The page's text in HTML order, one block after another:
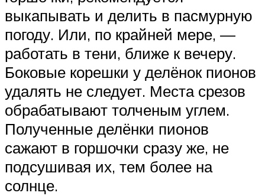
выкапывать и делить в пасмурную
погоду. Или, по крайней мере, —
работать в тени, ближе к вечеру.
Боковые корешки у делёнок пионов
удалять не следует. Места срезов
обрабатывают толченым углем.
Полученные делёнки пионов
сажают в горшочки сразу же, не
подсушивая их, тем более на
солнце.